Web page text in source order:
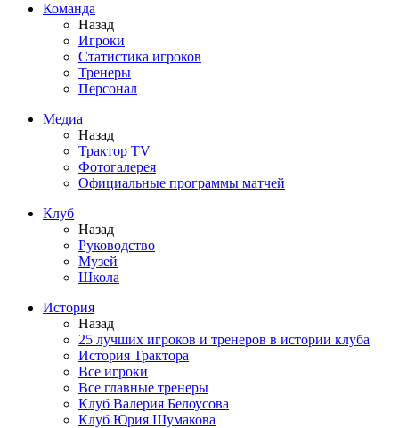
Команда
Назад
Игроки
Статистика игроков
Тренеры
Персонал
Медиа
Назад
Трактор TV
Фотогалерея
Официальные программы матчей
Клуб
Назад
Руководство
Музей
Школа
История
Назад
25 лучших игроков и тренеров в истории клуба
История Трактора
Все игроки
Все главные тренеры
Клуб Валерия Белоусова
Клуб Юрия Шумакова